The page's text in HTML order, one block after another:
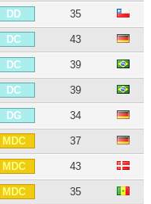
DD 35
DC 43
DC 39
DC 39
DG 34
MDC 37
MDC 43
MDC 35